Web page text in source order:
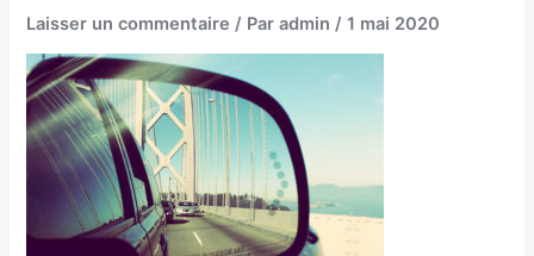
Laisser un commentaire / Paradmin/1 mai 2020